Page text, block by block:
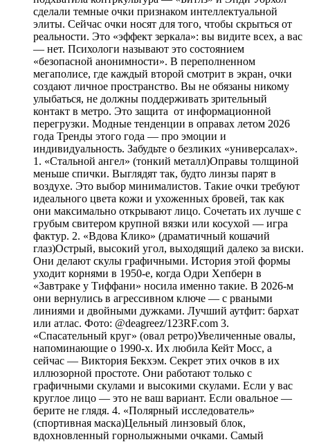
сделали темные очки признаком интеллектуальной
элиты. Сейчас очки носят для того, чтобы скрыться от
реальности. Это «эффект зеркала»: вы видите всех, а вас
— нет. Психологи называют это состоянием
«безопасной анонимности». В переполненном
мегаполисе, где каждый второй смотрит в экран, очки
создают личное пространство. Вы не обязаны никому
улыбаться, не должны поддерживать зрительный
контакт в метро. Это защита от информационной
перегрузки. Модные тенденции в оправах летом 2026
года Тренды этого года — про эмоции и
индивидуальность. Забудьте о безликих «универсалах».
1. «Стальной ангел» (тонкий металл)Оправы толщиной
меньше спички. Выглядят так, будто линзы парят в
воздухе. Это выбор минималистов. Такие очки требуют
идеального цвета кожи и ухоженных бровей, так как
они максимально открывают лицо. Сочетать их лучше с
грубым свитером крупной вязки или косухой — игра
фактур. 2. «Вдова Клико» (драматичный кошачий
глаз)Острый, высокий угол, выходящий далеко за виски.
Они делают скулы графичными. История этой формы
уходит корнями в 1950-е, когда Одри Хепберн в
«Завтраке у Тиффани» носила именно такие. В 2026-м
они вернулись в агрессивном ключе — с рваными
линиями и двойными дужками. Лучший аутфит: бархат
или атлас. Фото: @deagreez/123RF.com 3.
«Спасательный круг» (овал ретро)Увеличенные овалы,
напоминающие о 1990-х. Их любила Кейт Мосс, а
сейчас — Виктория Бекхэм. Секрет этих очков в их
иллюзорной простоте. Они работают только с
графичными скулами и высокими скулами. Если у вас
круглое лицо — это не ваш вариант. Если овальное —
берите не глядя. 4. «Полярный исследователь»
(спортивная маска)Цельный линзовый блок,
вдохновленный горнолыжными очками. Самый